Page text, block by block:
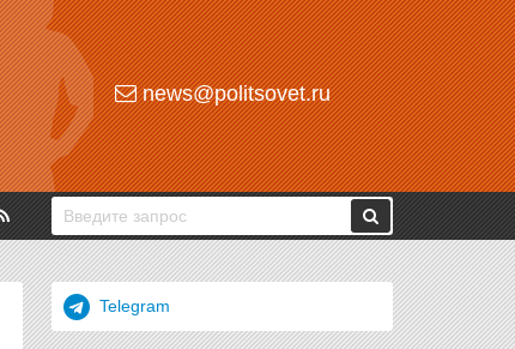
news@politsovet.ru
Telegram